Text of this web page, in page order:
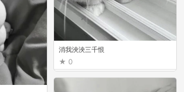
消我泱泱三千恨
0